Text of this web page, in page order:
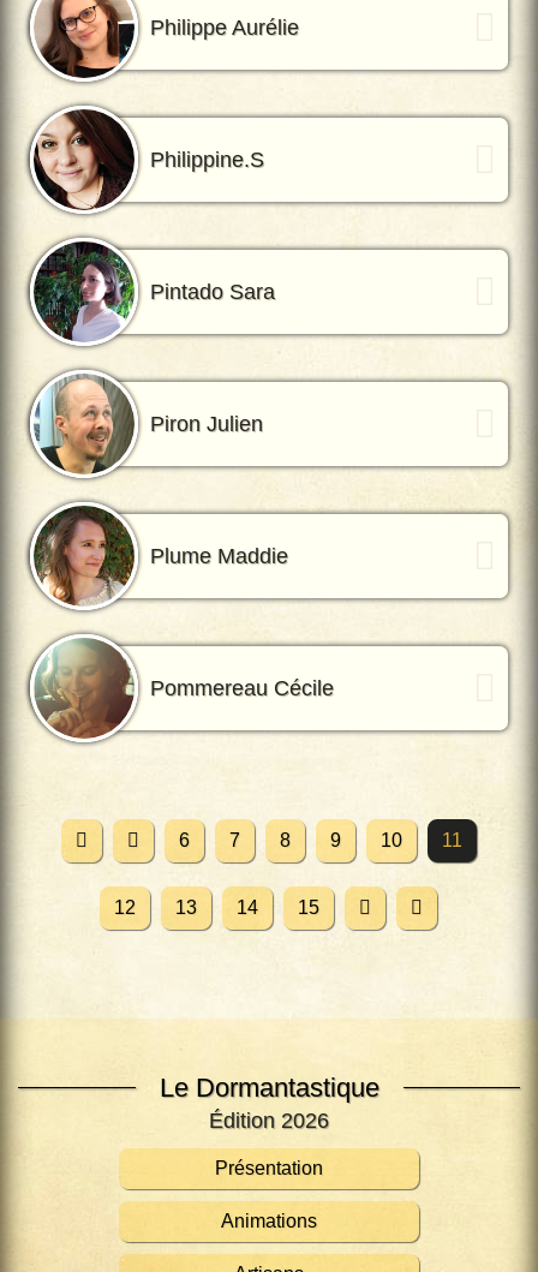
Le Dormantastique
Édition 2026
Présentation
Animations
Philippe Aurélie
Philippine.S
Pintado Sara
Piron Julien
Plume Maddie
Pommereau Cécile
6 7 8 9 10 11
12 13 14 15